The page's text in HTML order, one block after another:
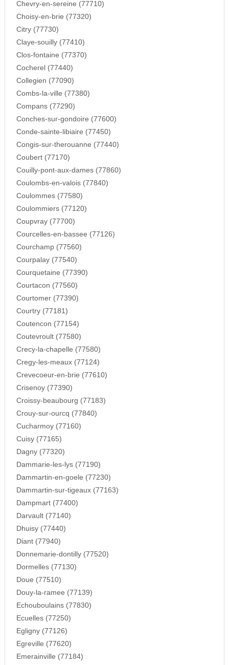
Chevry-en-sereine (77710)
Choisy-en-brie (77320)
Citry (77730)
Claye-souilly (77410)
Clos-fontaine (77370)
Cocherel (77440)
Collegien (77090)
Combs-la-ville (77380)
Compans (77290)
Conches-sur-gondoire (77600)
Conde-sainte-libiaire (77450)
Congis-sur-therouanne (77440)
Coubert (77170)
Couilly-pont-aux-dames (77860)
Coulombs-en-valois (77840)
Coulommes (77580)
Coulommiers (77120)
Coupvray (77700)
Courcelles-en-bassee (77126)
Courchamp (77560)
Courpalay (77540)
Courquetaine (77390)
Courtacon (77560)
Courtomer (77390)
Courtry (77181)
Coutencon (77154)
Coutevroult (77580)
Crecy-la-chapelle (77580)
Cregy-les-meaux (77124)
Crevecoeur-en-brie (77610)
Crisenoy (77390)
Croissy-beaubourg (77183)
Crouy-sur-ourcq (77840)
Cucharmoy (77160)
Cuisy (77165)
Dagny (77320)
Dammarie-les-lys (77190)
Dammartin-en-goele (77230)
Dammartin-sur-tigeaux (77163)
Dampmart (77400)
Darvault (77140)
Dhuisy (77440)
Diant (77940)
Donnemarie-dontilly (77520)
Dormelles (77130)
Doue (77510)
Douy-la-ramee (77139)
Echouboulains (77830)
Ecuelles (77250)
Egligny (77126)
Egreville (77620)
Emerainville (77184)